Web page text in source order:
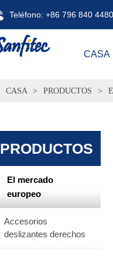
Teléfono: +86 796 840 4480
CASA
CASA > PRODUCTOS >
PRODUCTOS
El mercado
europeo
Accesorios
deslizantes derechos